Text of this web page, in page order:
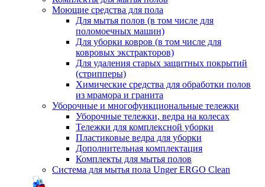
Моющие средства для пола
Для мытья полов (в том числе для
поломоечных машин)
Для уборки ковров (в том числе для
ковровых экстракторов)
Для удаления старых защитных покрытий
(стрипперы)
Химические средства для обработки полов
из мрамора и гранита
Уборочные и многофункциональные тележки
Уборочные тележки, ведра на колесах
Тележки для комплексной уборки
Пластиковые ведра для уборки
Дополнительная комплектация
Комплекты для мытья полов
Система для мытья пола Unger ERGO Clean